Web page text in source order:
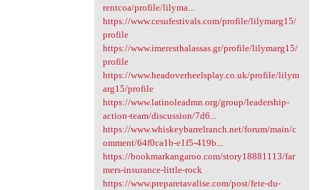
rentcoa/profile/lilyma...
https://www.cesufestivals.com/profile/lilymarg15/
profile
https://www.imeresthalassas.gr/profile/lilymarg15/
profile
https://www.headoverheelsplay.co.uk/profile/lilym
arg15/profile
https://www.latinoleadmn.org/group/leadership-
action-team/discussion/7d6...
https://www.whiskeybarrelranch.net/forum/main/c
omment/64f0ca1b-e1f5-419b...
https://bookmarkangaroo.com/story18881113/far
mers-insurance-little-rock
https://www.preparetavalise.com/post/fete-du-